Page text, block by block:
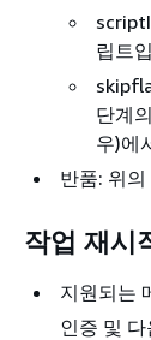
립트
단계
우)에
반품: 위의
작업 재시
지원되는
인증 및